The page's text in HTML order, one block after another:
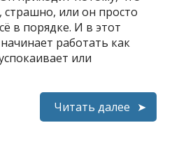
или он просто
в порядке. И в этот
работать как
или
Читать далее